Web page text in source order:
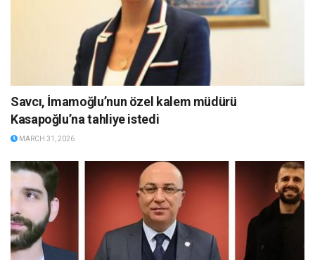
Savcı, İmamoğlu’nun özel kalem müdürü
Kasapoğlu’na tahliye istedi
MARCH 31, 2026